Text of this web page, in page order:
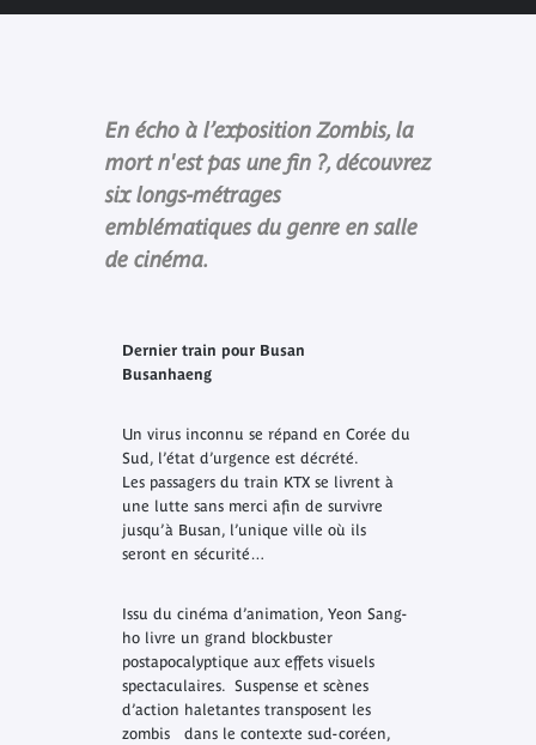
En écho à l’exposition Zombis, la
mort n'est pas une fin ?, découvrez
six longs-métrages
emblématiques du genre en salle
de cinéma.
Dernier train pour Busan
Busanhaeng
Un virus inconnu se répand en Corée du
Sud, l’état d’urgence est décrété.
Les passagers du train KTX se livrent à
une lutte sans merci afin de survivre
jusqu’à Busan, l’unique ville où ils
seront en sécurité…
Issu du cinéma d’animation, Yeon Sang-
ho livre un grand blockbuster
postapocalyptique aux effets visuels
spectaculaires. Suspense et scènes
d’action haletantes transposent les
zombis dans le contexte sud-coréen,